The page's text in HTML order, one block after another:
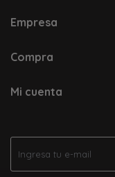
Empresa
Compra
Mi cuenta